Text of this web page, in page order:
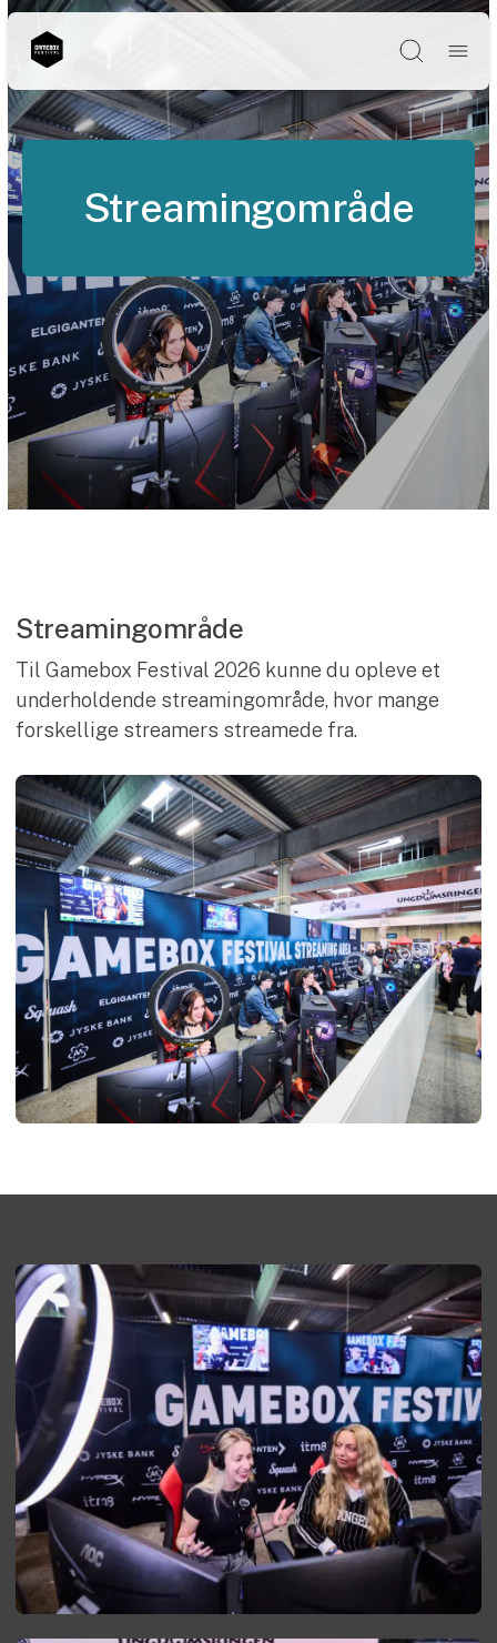
Søg
Streamingområde
Streamingområde
Til Gamebox Festival 2026 kunne du opleve et
underholdende streamingområde, hvor mange
forskellige streamers streamede fra.